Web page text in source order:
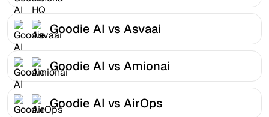
Goodie AI vs Asvaai
Goodie AI vs Amionai
Goodie AI vs AirOps